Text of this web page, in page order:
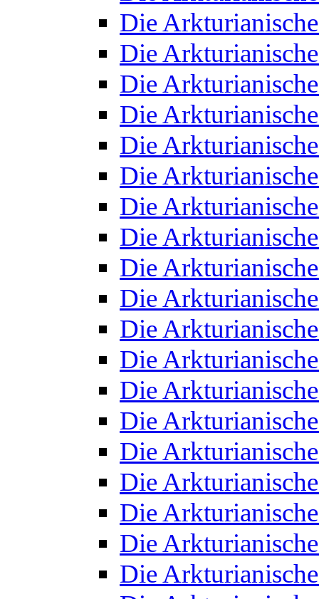
Die
Die
Die
Die
Die
Die
Die
Die
Die
Die
Die
Die
Die
Die
Die
Die
Die
Die
Die